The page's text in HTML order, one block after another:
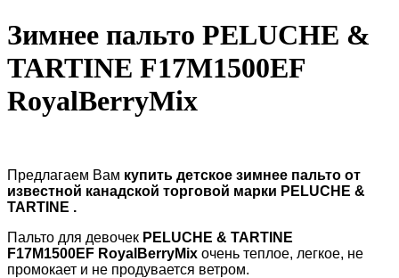
Зимнее пальто PELUCHE &
TARTINE F17M1500EF
RoyalBerryMix
Предлагаем Вам купить детское зимнее пальто от
известной канадской торговой марки PELUCHE &
TARTINE .
Пальто для девочек PELUCHE & TARTINE
F17M1500EF RoyalBerryMix очень теплое, легкое, не
промокает и не продувается ветром.